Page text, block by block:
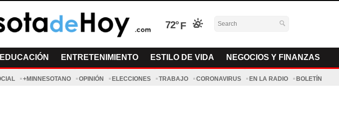
72°
EDUCACIÓN ENTRETENIMIENTO ESTILO DE VIDA NEGOCIOS Y FINANZAS
+MINNESOTANO OPINIÓN ELECCIONES TRABAJO CORONAVIRUS EN LA RADIO BOLETÍN